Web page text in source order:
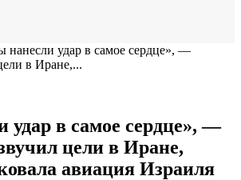
нанесли удар в самое сердце», —
в Иране,...
в самое сердце», —
цели в Иране,
авиация Израиля